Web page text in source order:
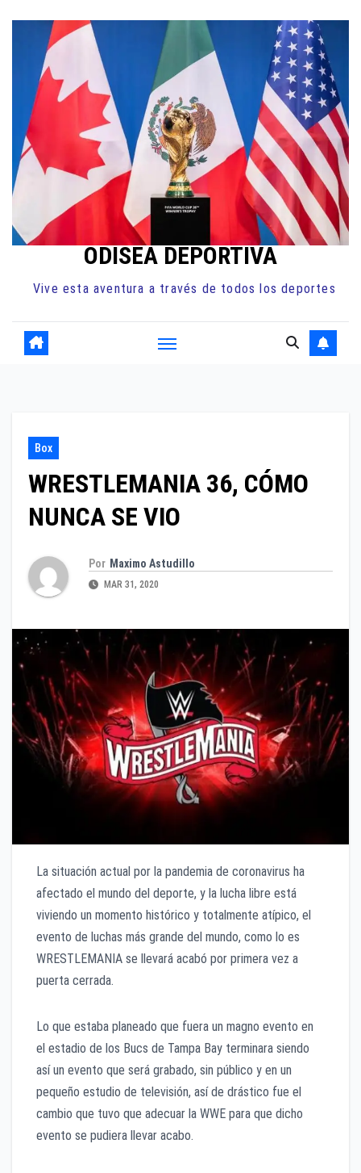
contenido
ODISEA DEPORTIVA
Vive esta aventura a través de todos los deportes
Box
WRESTLEMANIA 36, CÓMO
NUNCA SE VIO
Por Maximo Astudillo
MAR 31, 2020
La situación actual por la pandemia de coronavirus ha
afectado el mundo del deporte, y la lucha libre está
viviendo un momento histórico y totalmente atípico, el
evento de luchas más grande del mundo, como lo es
WRESTLEMANIA se llevará acabó por primera vez a
puerta cerrada.
Lo que estaba planeado que fuera un magno evento en
el estadio de los Bucs de Tampa Bay terminara siendo
así un evento que será grabado, sin público y en un
pequeño estudio de televisión, así de drástico fue el
cambio que tuvo que adecuar la WWE para que dicho
evento se pudiera llevar acabo.